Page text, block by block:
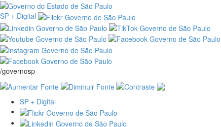
SP + Digital
/governosp
SP + Digital